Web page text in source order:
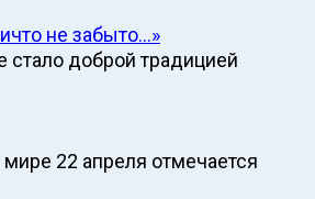
не забыто…»
доброй традицией
22 апреля отмечается